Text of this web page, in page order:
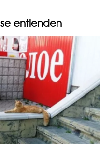
entienden